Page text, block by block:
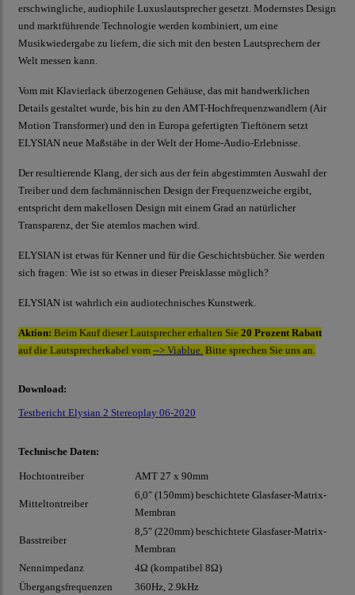
erschwingliche, audiophile Luxuslautsprecher gesetzt. Modernstes Design
und marktführende Technologie werden kombiniert, um eine
Musikwiedergabe zu liefern, die sich mit den besten Lautsprechern der
Welt messen kann.
Vom mit Klavierlack überzogenen Gehäuse, das mit handwerklichen
Details gestaltet wurde, bis hin zu den AMT-Hochfrequenzwandlern (Air
Motion Transformer) und den in Europa gefertigten Tieftönern setzt
ELYSIAN neue Maßstäbe in der Welt der Home-Audio-Erlebnisse.
Der resultierende Klang, der sich aus der fein abgestimmten Auswahl der
Treiber und dem fachmännischen Design der Frequenzweiche ergibt,
entspricht dem makellosen Design mit einem Grad an natürlicher
Transparenz, der Sie atemlos machen wird.
ELYSIAN ist etwas für Kenner und für die Geschichtsbücher. Sie werden
sich fragen: Wie ist so etwas in dieser Preisklasse möglich?
ELYSIAN ist wahrlich ein audiotechnisches Kunstwerk.
Aktion: Beim Kauf dieser Lautsprecher erhalten Sie 20 Prozent Rabatt
auf die Lautsprecherkabel vom --> Viablue. Bitte sprechen Sie uns an.
Download:
Testbericht Elysian 2 Stereoplay 06-2020
Technische Daten:
Hochtontreiber AMT 27 x 90mm
Mitteltontreiber
6,0″ (150mm) beschichtete Glasfaser-Matrix-
Membran
Basstreiber
8,5″ (220mm) beschichtete Glasfaser-Matrix-
Membran
Nennimpedanz
4Ω (kompatibel 8Ω)
Übergangsfrequenzen
360Hz, 2.9kHz